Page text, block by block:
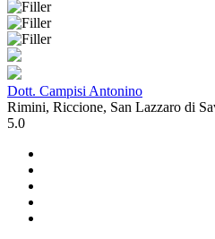
Dott. Campisi Antonino
Rimini, Riccione, San Lazzaro di
5.0